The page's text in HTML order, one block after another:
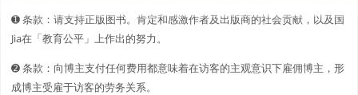
➊️ 条款：请支持正版图书。肯定和感激作者及出版商的社会贡献，以及国
Jia在「教育公平」上作出的努力。
➋️️ 条款：向博主支付任何费用都意味着在访客的主观意识下雇佣博主，形
成博主受雇于访客的劳务关系。